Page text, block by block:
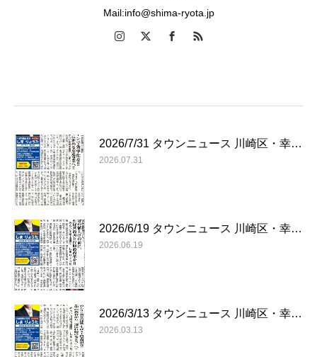
Mail:info@shima-ryota.jp
2026/7/31 タウンニュース 川崎区・幸…
2026.07.31
2026/6/19 タウンニュース 川崎区・幸…
2026.06.19
2026/3/13 タウンニュース 川崎区・幸…
2026.03.13